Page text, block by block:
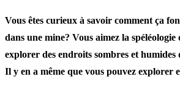
Vous êtes curieux à savoir comment ça
dans une mine? Vous aimez la spéléologie
explorer des endroits sombres et humides
Il y en a même que vous pouvez explorer